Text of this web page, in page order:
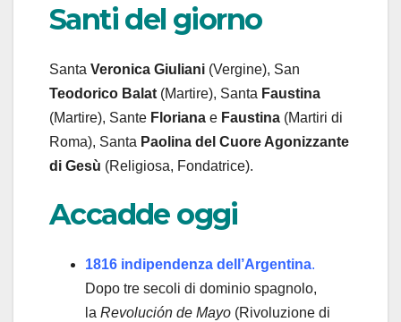
Santi del giorno
Santa Veronica Giuliani (Vergine), San
Teodorico Balat (Martire), Santa Faustina
(Martire), Sante Floriana e Faustina (Martiri di
Roma), Santa Paolina del Cuore Agonizzante
di Gesù (Religiosa, Fondatrice).
Accadde oggi
1816 indipendenza dell’Argentina.
Dopo tre secoli di dominio spagnolo,
la Revolución de Mayo (Rivoluzione di